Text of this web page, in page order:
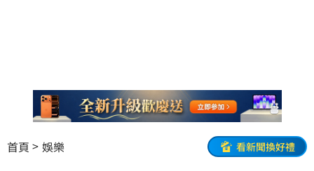
首頁 娛樂 看新聞換好禮